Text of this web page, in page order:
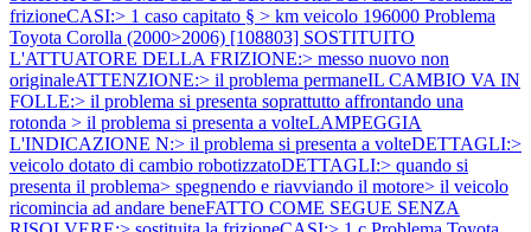
frizioneCASI:> 1 caso capitato § > km veicolo 196000 Problema
Toyota Corolla (2000>2006) [108803] SOSTITUITO
L'ATTUATORE DELLA FRIZIONE:> messo nuovo non
originaleATTENZIONE:> il problema permaneIL CAMBIO VA IN
FOLLE:> il problema si presenta soprattutto affrontando una
rotonda > il problema si presenta a volteLAMPEGGIA
L'INDICAZIONE N:> il problema si presenta a volteDETTAGLI:>
veicolo dotato di cambio robotizzatoDETTAGLI:> quando si
presenta il problema> spegnendo e riavviando il motore> il veicolo
ricomincia ad andare beneFATTO COME SEGUE SENZA